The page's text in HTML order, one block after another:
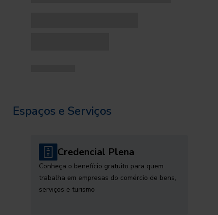
Espaços e Serviços
Credencial Plena
Conheça o benefício gratuito para quem
trabalha em empresas do comércio de bens,
serviços e turismo